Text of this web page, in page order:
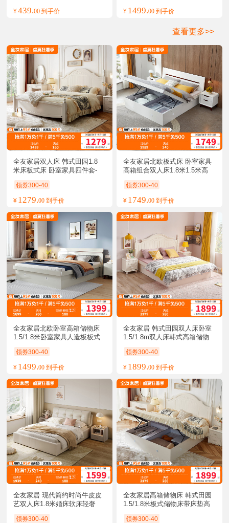
¥439.00 到手价 ¥ 1499.00 到手价
查看更多>>
全友家居双人床 韩式田园1.8
米床板式床 卧室家具四件套-
领券300-40
¥ 1279.00 到手价
全友家居北欧板式床 卧室家具
高箱组合双人床1.8米1.5米高
箱床卧室床白色
领券300-40
¥ 1749.00 到手价
全友家居北欧卧室高箱储物床
1.5/1.8米卧室家具人造板板式
床 卧室大床婚床
领券300-40
¥ 1499.00 到手价
全友家居 韩式田园双人床卧室
1.5/1.8m双人床韩式高箱储物
床板式床
领券300-40
¥ 1899.00 到手价
全友家居 现代简约时尚牛皮皮
艺双人床1.8米婚床软床轻奢
皮艺软靠床
领券300-40
全友家居高箱储物床 韩式田园
1.5/1.8米板式储物床带床垫高
箱床
领券300-40